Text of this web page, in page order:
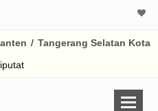
/ Tangerang Selatan Kota